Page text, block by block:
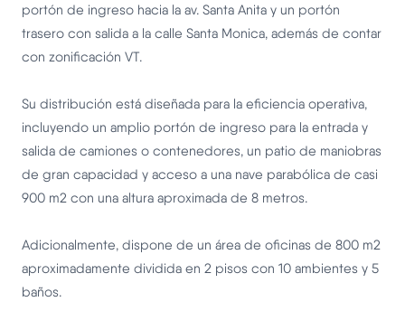
portón de ingreso hacia la av. Santa Anita y un portón
trasero con salida a la calle Santa Monica, además de contar
con zonificación VT.
Su distribución está diseñada para la eficiencia operativa,
incluyendo un amplio portón de ingreso para la entrada y
salida de camiones o contenedores, un patio de maniobras
de gran capacidad y acceso a una nave parabólica de casi
900 m2 con una altura aproximada de 8 metros.
Adicionalmente, dispone de un área de oficinas de 800 m2
aproximadamente dividida en 2 pisos con 10 ambientes y 5
baños.